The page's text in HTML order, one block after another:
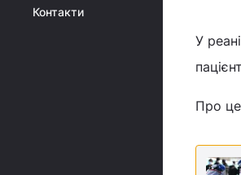
Контакти
У
Про